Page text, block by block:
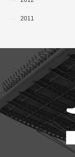
2011